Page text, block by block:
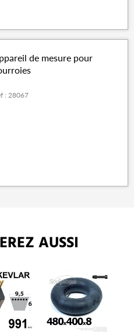
de mesure pour
: 28067
AUSSI